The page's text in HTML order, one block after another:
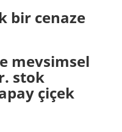
bir cenaze
mevsimsel
stok
çiçek